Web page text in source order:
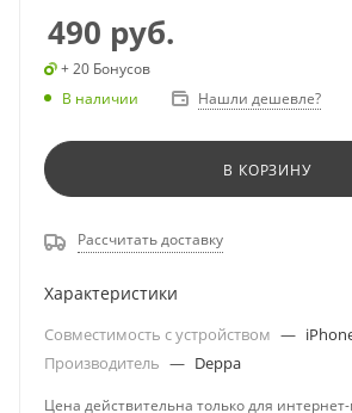
490 руб.
+ 20 Бонусов
В наличии
Нашли дешевле?
В КОРЗИНУ
Рассчитать доставку
Характеристики
Совместимость с устройством —
Производитель — Deppa
Цена действительна только для